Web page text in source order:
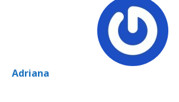
Adriana